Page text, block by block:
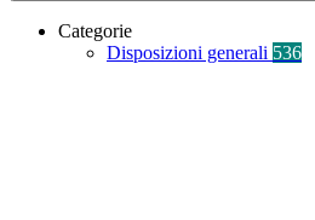
Categorie
Disposizioni generali 536